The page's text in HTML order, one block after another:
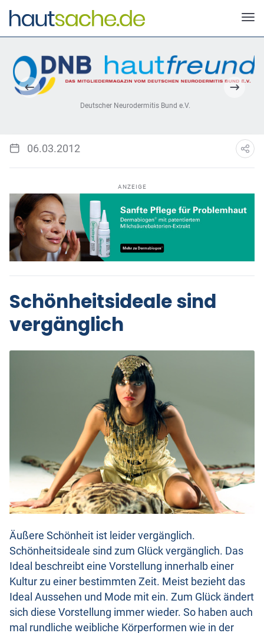
Deutscher Neurodermitis Bund e.V.
06.03.2012
ANZEIGE
Schönheitsideale sind
vergänglich
Äußere Schönheit ist leider vergänglich.
Schönheitsideale sind zum Glück vergänglich. Das
Ideal beschreibt eine Vorstellung innerhalb einer
Kultur zu einer bestimmten Zeit. Meist bezieht das
Ideal Aussehen und Mode mit ein. Zum Glück ändert
sich diese Vorstellung immer wieder. So haben auch
mal rundliche weibliche Körperformen wie in der